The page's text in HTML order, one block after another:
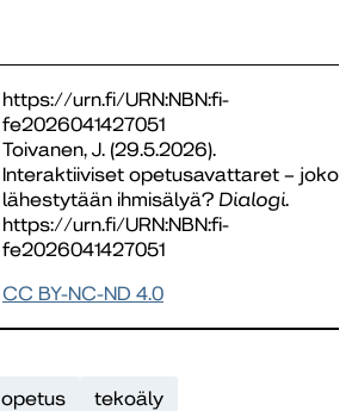
https://urn.fi/URN:NBN:fi-
fe2026041427051
Toivanen, J. (29.5.2026).
Interaktiiviset opetusavattaret – joko
lähestytään ihmisälyä? Dialogi.
https://urn.fi/URN:NBN:fi-
fe2026041427051
CC BY-NC-ND 4.0
opetus tekoäly